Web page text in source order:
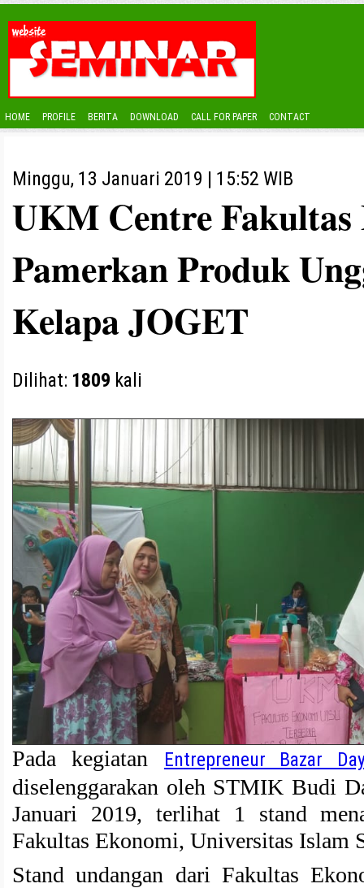
HOME PROFILE BERITA DOWNLOAD CALL FOR PAPER CONTACT
Minggu, 13 Januari 2019 | 15:52 WIB
UKM Centre
Pamerkan Produk
Kelapa JOGET
Dilihat: 1809 kali
Pada kegiatan Entrepreneur Bazar
diselenggarakan oleh STMIK Budi
Januari 2019, terlihat 1 stand
Fakultas Ekonomi, Universitas Islam
Stand undangan dari Fakultas